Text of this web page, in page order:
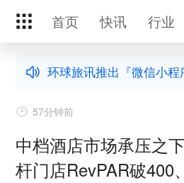
首页 快讯 行业
环球旅讯推出『微信小程
57分钟前
中档酒店市场承压之
杆门店RevPAR破400